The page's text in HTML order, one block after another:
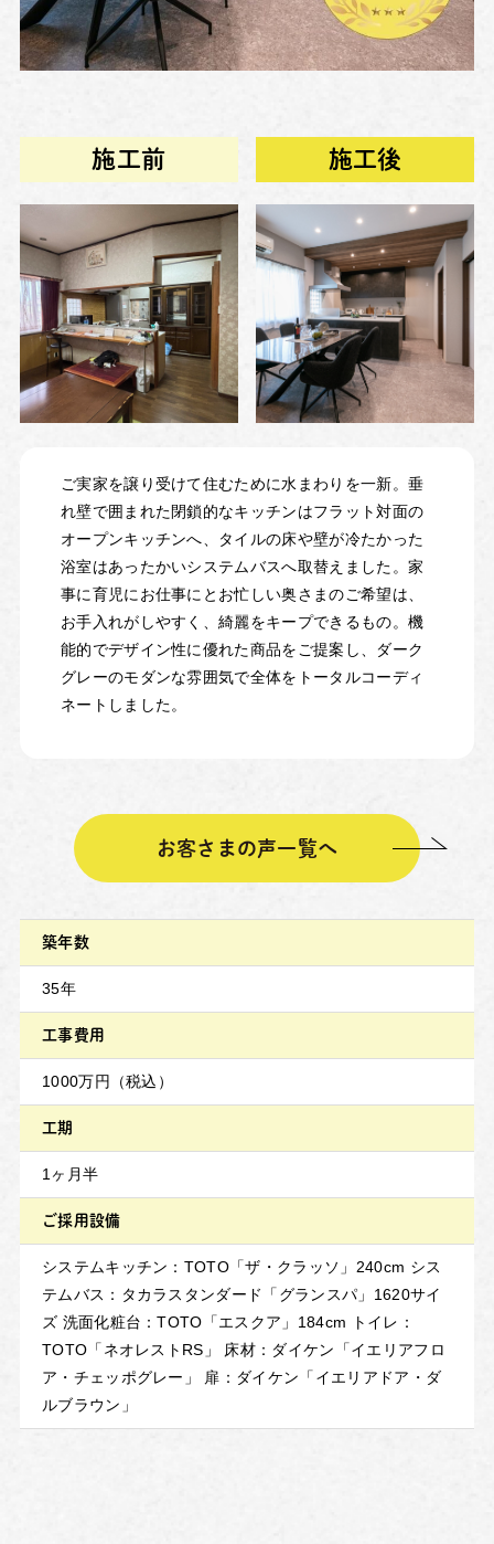
施工前 施工後
ご実家を譲り受けて住むために水まわりを一新。垂
れ壁で囲まれた閉鎖的なキッチンはフラット対面の
オープンキッチンへ、タイルの床や壁が冷たかった
浴室はあったかいシステムバスへ取替えました。家
事に育児にお仕事にとお忙しい奥さまのご希望は、
お手入れがしやすく、綺麗をキープできるもの。機
能的でデザイン性に優れた商品をご提案し、ダーク
グレーのモダンな雰囲気で全体をトータルコーディ
ネートしました。
お客さまの声一覧へ
築年数
35年
工事費用
1000万円（税込）
工期
1ヶ月半
ご採用設備
システムキッチン：TOTO「ザ・クラッソ」240cm シス
テムバス：タカラスタンダード「グランスパ」1620サイ
ズ 洗面化粧台：TOTO「エスクア」184cm トイレ：
TOTO「ネオレストRS」 床材：ダイケン「イエリアフロ
ア・チェッポグレー」 扉：ダイケン「イエリアドア・ダ
ルブラウン」